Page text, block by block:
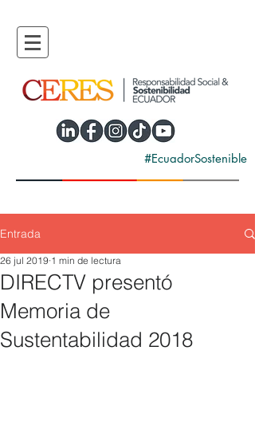
#EcuadorSostenible
Entrada
DIRECTV presentó
Memoria de
Sustentabilidad 2018
26 jul 2019 1 min de lectura